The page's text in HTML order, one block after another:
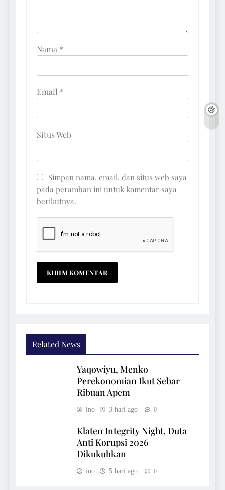
Nama *
Email *
Situs Web
Simpan nama, email, dan situs web saya
pada peramban ini untuk komentar saya
berikutnya.
Related News
Yaqowiyu, Menko
Perekonomian Ikut Sebar
Ribuan Apem
ino 3 hari ago 0
Klaten Integrity Night, Duta
Anti Korupsi 2026
Dikukuhkan
ino 5 hari ago 0